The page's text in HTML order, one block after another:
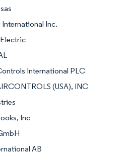
Inc.
International PLC
(USA), INC
Inc
AB